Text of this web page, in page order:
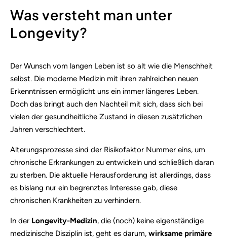
Was versteht man unter
Longevity?
Der Wunsch vom langen Leben ist so alt wie die Menschheit
selbst. Die moderne Medizin mit ihren zahlreichen neuen
Erkenntnissen ermöglicht uns ein immer längeres Leben.
Doch das bringt auch den Nachteil mit sich, dass sich bei
vielen der gesundheitliche Zustand in diesen zusätzlichen
Jahren verschlechtert.
Alterungsprozesse sind der Risikofaktor Nummer eins, um
chronische Erkrankungen zu entwickeln und schließlich daran
zu sterben. Die aktuelle Herausforderung ist allerdings, dass
es bislang nur ein begrenztes Interesse gab, diese
chronischen Krankheiten zu verhindern.
In der Longevity-Medizin, die (noch) keine eigenständige
medizinische Disziplin ist, geht es darum, wirksame primäre